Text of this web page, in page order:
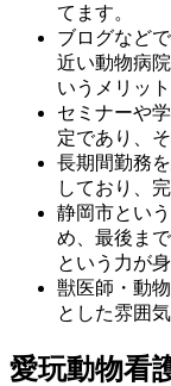
てます。
ブログなど
近い動物病
いうメリッ
セミナーや
定であり、
長期間勤務
しており、
静岡市とい
め、最後ま
という力が
獣医師・動
とした雰囲
愛玩動物看